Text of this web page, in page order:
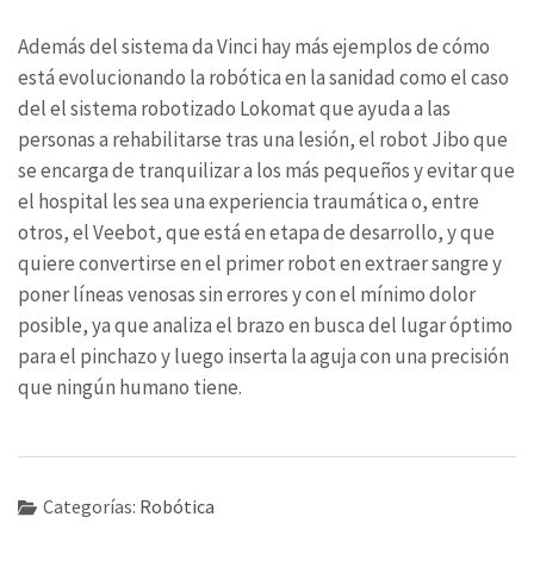
Además del sistema da Vinci hay más ejemplos de cómo
está evolucionando la robótica en la sanidad como el caso
del el sistema robotizado Lokomat que ayuda a las
personas a rehabilitarse tras una lesión, el robot Jibo que
se encarga de tranquilizar a los más pequeños y evitar que
el hospital les sea una experiencia traumática o, entre
otros, el Veebot, que está en etapa de desarrollo, y que
quiere convertirse en el primer robot en extraer sangre y
poner líneas venosas sin errores y con el mínimo dolor
posible, ya que analiza el brazo en busca del lugar óptimo
para el pinchazo y luego inserta la aguja con una precisión
que ningún humano tiene.
Categorías: Robótica